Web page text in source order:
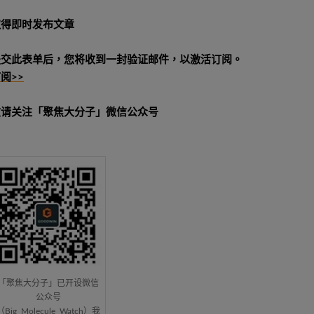
即时发布文章
此表单后，您将收到一封验证邮件，以激活订阅。
>>
关注「聚焦大分子」微信公众号
聚焦大分子」已开设微信
公众号
Big_Molecule_Watch）我